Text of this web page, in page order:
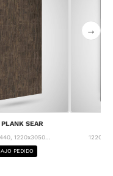
SEAR
1220x3050...
PEDIDO
→